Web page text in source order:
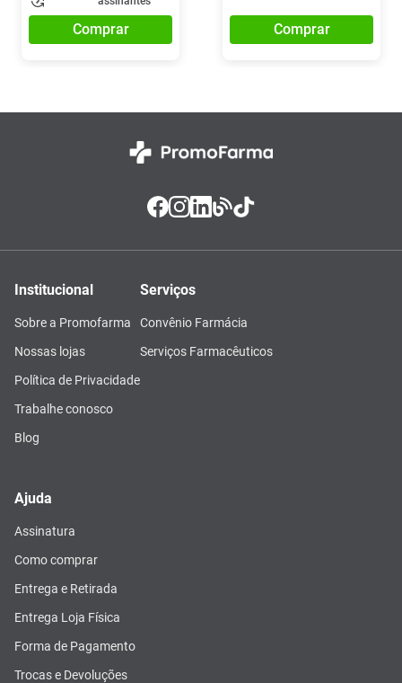
Comprar Comprar
Institucional
Sobre a Promofarma
Nossas lojas
Política de Privacidade
Trabalhe conosco
Blog
Serviços
Convênio Farmácia
Serviços Farmacêuticos
Ajuda
Assinatura
Como comprar
Entrega e Retirada
Entrega Loja Física
Forma de Pagamento
Trocas e Devoluções